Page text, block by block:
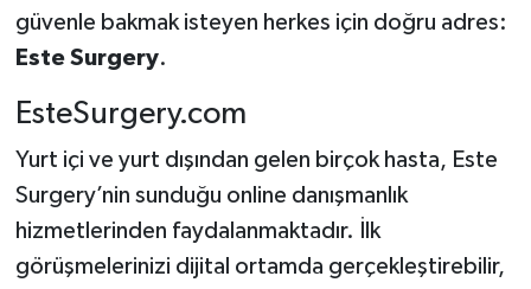
güvenle bakmak isteyen herkes için doğru adres:
Este Surgery.
EsteSurgery.com
Yurt içi ve yurt dışından gelen birçok hasta, Este
Surgery’nin sunduğu online danışmanlık
hizmetlerinden faydalanmaktadır. İlk
görüşmelerinizi dijital ortamda gerçekleştirebilir,